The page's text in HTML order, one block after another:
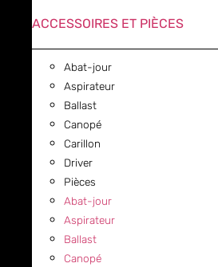
ACCESSOIRES ET PIÈCES
Abat-jour
Aspirateur
Ballast
Canopé
Carillon
Driver
Pièces
Abat-jour
Aspirateur
Ballast
Canopé